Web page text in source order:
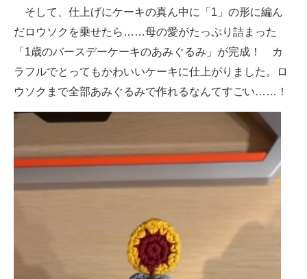
そして、仕上げにケーキの真ん中に「1」の形に編ん
だロウソクを乗せたら……母の愛がたっぷり詰まった
「1歳のバースデーケーキのあみぐるみ」が完成！ カ
ラフルでとってもかわいいケーキに仕上がりました。ロ
ウソクまで全部あみぐるみで作れるなんてすごい……！